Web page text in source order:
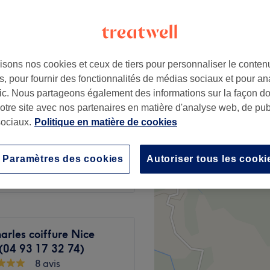
35 €
8 €
à partir de 7 €
coiffure Nice
93 17 32 74)
8 avis
nos cookies et ceux de tiers pour personnaliser le
pour fournir des fonctionnalités de médias sociaux et pour
Nous partageons également des informations sur la façon
site avec nos partenaires en matière d'analyse web, de
Politique en matière de cookies
Autoriser tous les
Paramètres des cookies